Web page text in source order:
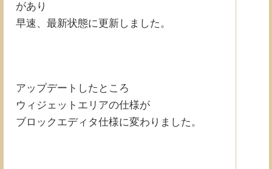
があり
早速、最新状態に更新しました。
アップデートしたところ
ウィジェットエリアの仕様が
ブロックエディタ仕様に変わりました。